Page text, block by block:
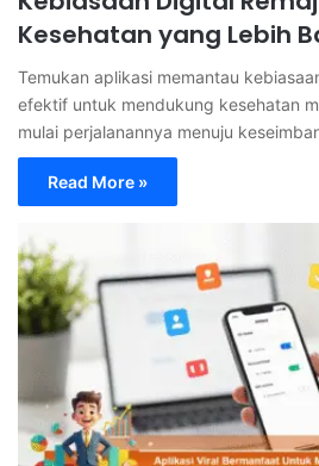
Kesehatan yang Lebih
Temukan aplikasi memantau
efektif untuk mendukung kesehatan
mulai perjalanannya menuju
Read More »